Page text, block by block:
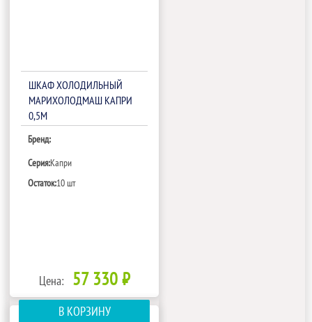
ШКАФ ХОЛОДИЛЬНЫЙ
МАРИХОЛОДМАШ КАПРИ
0,5М
Бренд:
Серия:Капри
Остаток:10 шт
Цена: 57 330 ₽
В КОРЗИНУ